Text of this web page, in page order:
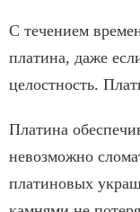
С течением
платина, даже
целостность.
Платина
невозможно
платиновых